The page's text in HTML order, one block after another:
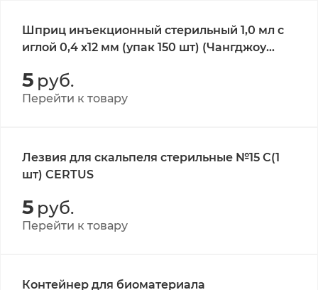
Шприц инъекционный стерильный 1,0 мл с
иглой 0,4 х12 мм (упак 150 шт) (Чангджоу
5 руб.
Перейти к товару
Лезвия для скальпеля стерильные №15 С(1
шт) CERTUS
5 руб.
Перейти к товару
Контейнер для биоматериала